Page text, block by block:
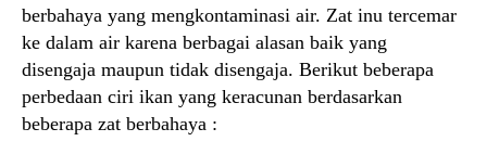
berbahaya yang mengkontaminasi air. Zat inu tercemar
ke dalam air karena berbagai alasan baik yang
disengaja maupun tidak disengaja. Berikut beberapa
perbedaan ciri ikan yang keracunan berdasarkan
beberapa zat berbahaya :